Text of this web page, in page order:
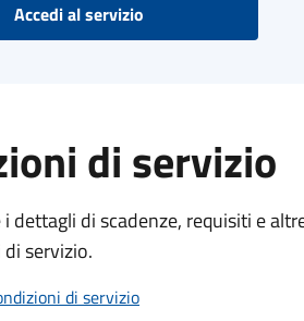
Accedi al servizio
di servizio
i dettagli di scadenze, requisiti e
servizio.
di servizio